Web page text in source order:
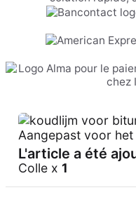
L'article a été
Colle x 1